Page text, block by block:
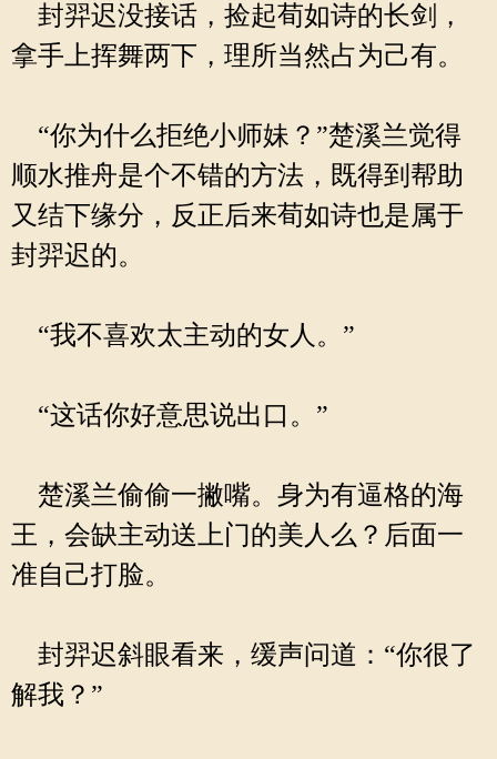
封羿迟没接话，捡起荀如诗的长剑，
拿手上挥舞两下，理所当然占为己有。
“你为什么拒绝小师妹？”楚溪兰觉得
顺水推舟是个不错的方法，既得到帮助
又结下缘分，反正后来荀如诗也是属于
封羿迟的。
“我不喜欢太主动的女人。”
“这话你好意思说出口。”
楚溪兰偷偷一撇嘴。身为有逼格的海
王，会缺主动送上门的美人么？后面一
准自己打脸。
封羿迟斜眼看来，缓声问道：“你很了
解我？”